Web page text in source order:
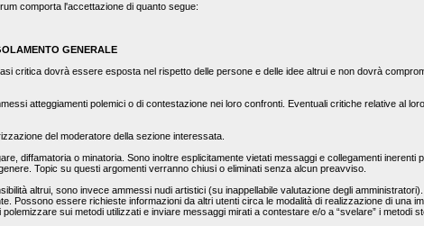
comporta l'accettazione di quanto segue:
GENERALE
critica dovrà essere esposta nel rispetto delle persone e delle idee altrui e non dovrà
atteggiamenti polemici o di contestazione nei loro confronti. Eventuali critiche relative al
del moderatore della sezione interessata.
diffamatoria o minatoria. Sono inoltre esplicitamente vietati messaggi e collegamenti inerenti
Topic su questi argomenti verranno chiusi o eliminati senza alcun preavviso.
altrui, sono invece ammessi nudi artistici (su inappellabile valutazione degli amministratori).
Possono essere richieste informazioni da altri utenti circa le modalità di realizzazione di una
sui metodi utilizzati e inviare messaggi mirati a contestare e/o a “svelare” i metodi